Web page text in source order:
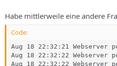
Habe mittlerweile eine andere
Code:
Aug 18 22:32:21 Webserver
Aug 18 22:32:22 Webserver
Aug 18 22:32:22 Webserver